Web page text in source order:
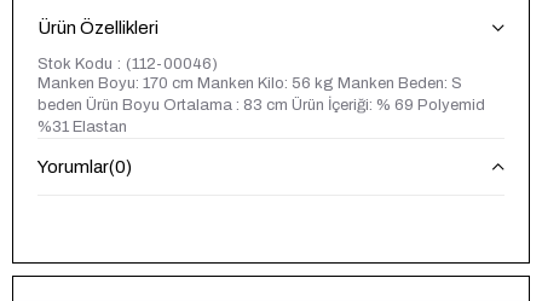
Ürün Özellikleri
Stok Kodu
(112-00046)
Manken Boyu: 170 cm Manken Kilo: 56 kg Manken Beden: S
beden Ürün Boyu Ortalama : 83 cm Ürün İçeriği: % 69 Polyemid
%31 Elastan
Yorumlar(0)